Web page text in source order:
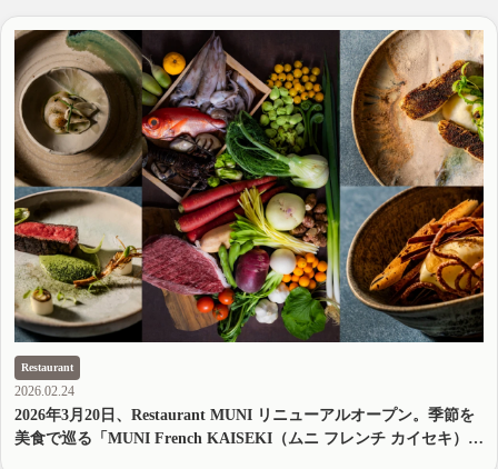
Restaurant
2026.02.24
2026年3月20日、Restaurant MUNI リニューアルオープン。季節を
美食で巡る「MUNI French KAISEKI（ムニ フレンチ カイセキ）」